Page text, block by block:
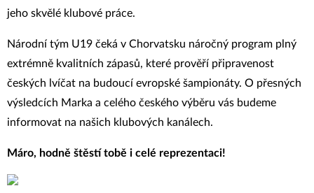
jeho skvělé klubové práce.
Národní tým U19 čeká v Chorvatsku náročný program plný
extrémně kvalitních zápasů, které prověří připravenost
českých lvíčat na budoucí evropské šampionáty. O přesných
výsledcích Marka a celého českého výběru vás budeme
informovat na našich klubových kanálech.
Máro, hodně štěstí tobě i celé reprezentaci!